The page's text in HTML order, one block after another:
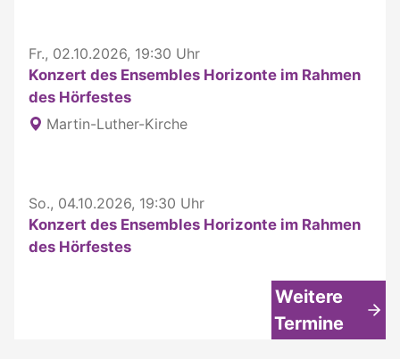
Fr., 02.10.2026, 19:30 Uhr
Konzert des Ensembles Horizonte im Rahmen
des Hörfestes
Martin-Luther-Kirche
So., 04.10.2026, 19:30 Uhr
Konzert des Ensembles Horizonte im Rahmen
des Hörfestes
Weitere
Termine